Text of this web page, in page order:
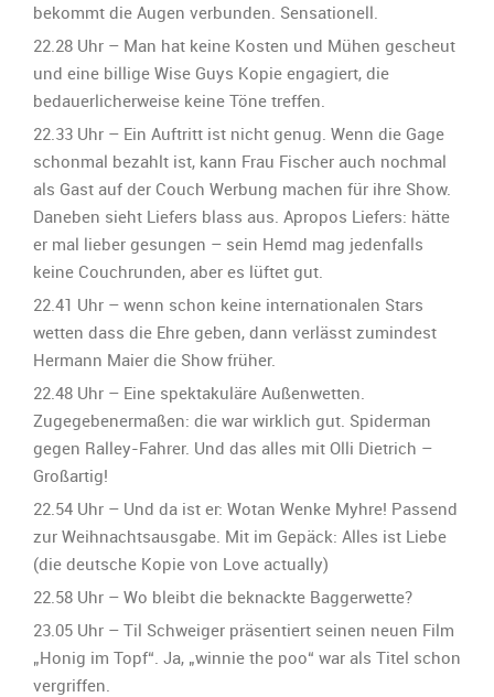
bekommt die Augen verbunden. Sensationell.
22.28 Uhr – Man hat keine Kosten und Mühen gescheut
und eine billige Wise Guys Kopie engagiert, die
bedauerlicherweise keine Töne treffen.
22.33 Uhr – Ein Auftritt ist nicht genug. Wenn die Gage
schonmal bezahlt ist, kann Frau Fischer auch nochmal
als Gast auf der Couch Werbung machen für ihre Show.
Daneben sieht Liefers blass aus. Apropos Liefers: hätte
er mal lieber gesungen – sein Hemd mag jedenfalls
keine Couchrunden, aber es lüftet gut.
22.41 Uhr – wenn schon keine internationalen Stars
wetten dass die Ehre geben, dann verlässt zumindest
Hermann Maier die Show früher.
22.48 Uhr – Eine spektakuläre Außenwetten.
Zugegebenermaßen: die war wirklich gut. Spiderman
gegen Ralley-Fahrer. Und das alles mit Olli Dietrich –
Großartig!
22.54 Uhr – Und da ist er: Wotan Wenke Myhre! Passend
zur Weihnachtsausgabe. Mit im Gepäck: Alles ist Liebe
(die deutsche Kopie von Love actually)
22.58 Uhr – Wo bleibt die beknackte Baggerwette?
23.05 Uhr – Til Schweiger präsentiert seinen neuen Film
„Honig im Topf“. Ja, „winnie the poo“ war als Titel schon
vergriffen.